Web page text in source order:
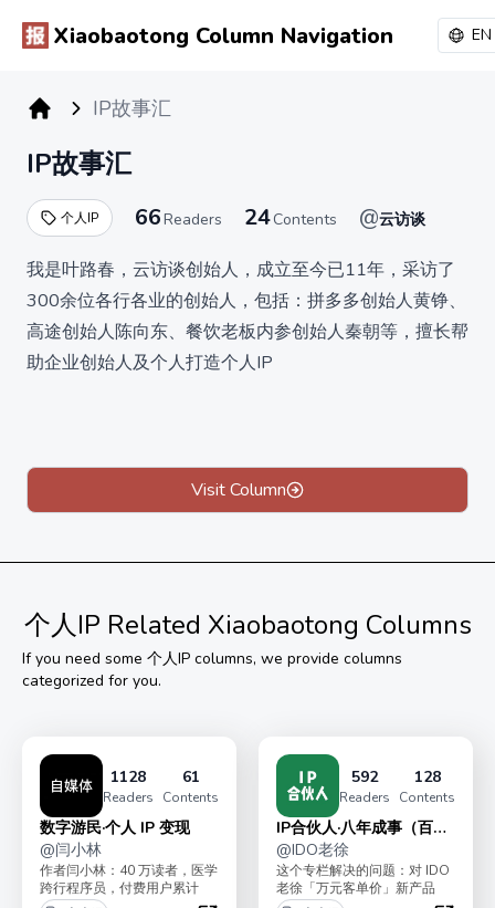
Xiaobaotong Column Navigation EN
IP故事汇
IP故事汇
个人IP 66Readers 24Contents @云访谈
我是叶路春，云访谈创始人，成立至今已11年，采访了
300余位各行各业的创始人，包括：拼多多创始人黄铮、
高途创始人陈向东、餐饮老板内参创始人秦朝等，擅长帮
助企业创始人及个人打造个人IP
价值599元，现12.8元永久买断，满1000人涨价，承诺
Visit Column
个人IP Related Xiaobaotong Columns
If you need some 个人IP columns, we provide columns
categorized for you.
1128
Readers
61
Contents
数字游民·个人 IP 变现
@闫小林
作者闫小林：40 万读者，医学
跨行程序员，付费用户累计
592
Readers
128
Contents
IP合伙人·八年成事（百问
百答）
@IDO老徐
这个专栏解决的问题：对 IDO
老徐「万元客单价」新产品